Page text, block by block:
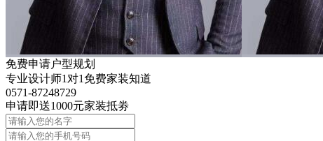
免费申请户型规划
专业设计师1对1免费家装知道
0571-87248729
申请即送1000元家装抵劵